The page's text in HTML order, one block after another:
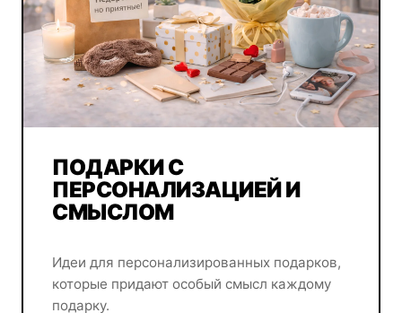
ПОДАРКИ С
ПЕРСОНАЛИЗАЦИЕЙ И
СМЫСЛОМ
Идеи для персонализированных подарков,
которые придают особый смысл каждому
подарку.